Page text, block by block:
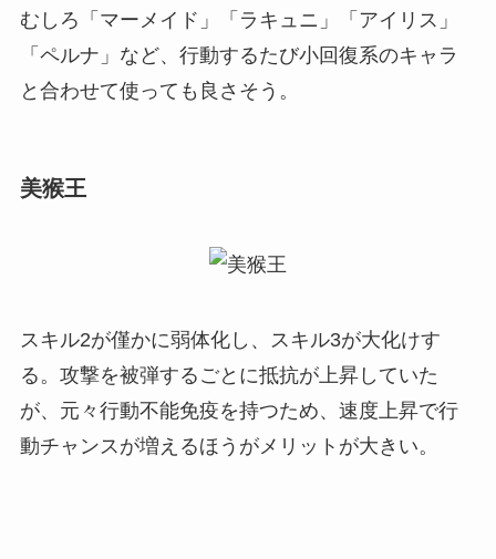
むしろ「マーメイド」「ラキュニ」「アイリス」
「ペルナ」など、行動するたび小回復系のキャラ
と合わせて使っても良さそう。
美猴王
スキル2が僅かに弱体化し、スキル3が大化けす
る。攻撃を被弾するごとに抵抗が上昇していた
が、元々行動不能免疫を持つため、速度上昇で行
動チャンスが増えるほうがメリットが大きい。